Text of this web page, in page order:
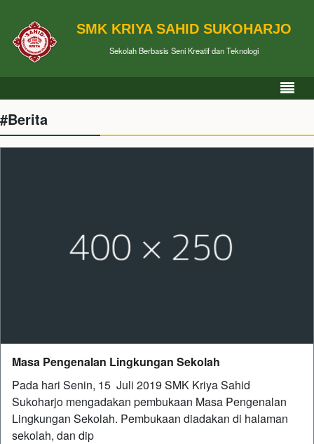
SMK KRIYA SAHID SUKOHARJO
Sekolah Berbasis Seni Kreatif dan Teknologi
#Berita
Masa Pengenalan Lingkungan Sekolah
Pada hari Senin, 15 Juli 2019 SMK Kriya Sahid
Sukoharjo mengadakan pembukaan Masa Pengenalan
Lingkungan Sekolah. Pembukaan diadakan di halaman
sekolah, dan dip